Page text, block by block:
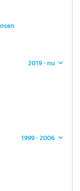
2019 - nu
1999 - 2006